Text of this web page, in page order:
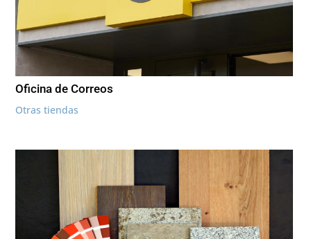
Oficina de Correos
Otras tiendas